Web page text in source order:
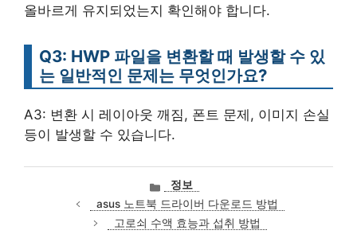
올바르게 유지되었는지 확인해야 합니다.
Q3: HWP 파일을 변환할 때 발생할 수 있
는 일반적인 문제는 무엇인가요?
A3: 변환 시 레이아웃 깨짐, 폰트 문제, 이미지 손실
등이 발생할 수 있습니다.
카
테
고
리
정보
asus 노트북 드라이버 다운로드 방법
고로쇠 수액 효능과 섭취 방법